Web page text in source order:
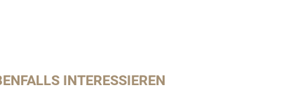
INTERESSIEREN